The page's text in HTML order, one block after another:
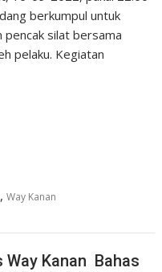
berkumpul untuk
silat bersama
pelaku. Kegiatan
,Way Kanan
Way Kanan Bahas